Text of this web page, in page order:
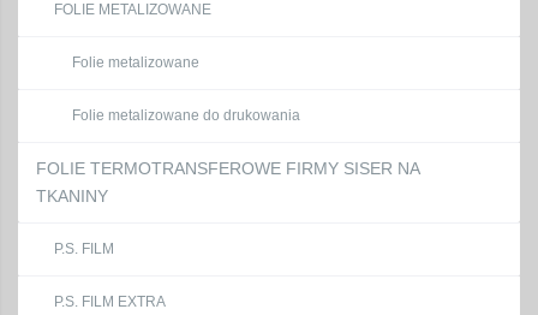
FOLIE METALIZOWANE
Folie metalizowane
Folie metalizowane do drukowania
FOLIE TERMOTRANSFEROWE FIRMY SISER NA
TKANINY
P.S. FILM
P.S. FILM EXTRA